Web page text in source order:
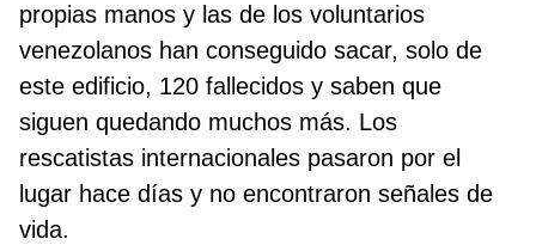
propias manos y las de los voluntarios
venezolanos han conseguido sacar, solo de
este edificio, 120 fallecidos y saben que
siguen quedando muchos más. Los
rescatistas internacionales pasaron por el
lugar hace días y no encontraron señales de
vida.